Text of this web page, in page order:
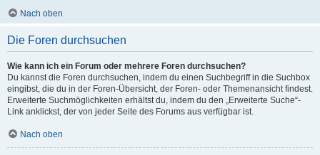
Nach oben
Die Foren durchsuchen
Wie kann ich ein Forum oder mehrere Foren durchsuchen?
Du kannst die Foren durchsuchen, indem du einen Suchbegriff in die Suchbox
eingibst, die du in der Foren-Übersicht, der Foren- oder Themenansicht findest.
Erweiterte Suchmöglichkeiten erhältst du, indem du den „Erweiterte Suche“-
Link anklickst, der von jeder Seite des Forums aus verfügbar ist.
Nach oben